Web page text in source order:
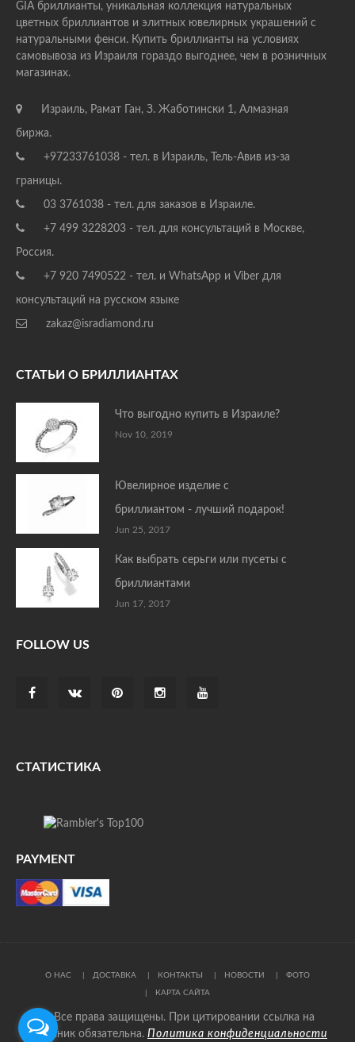
GIA бриллианты, уникальная коллекция натуральных
цветных бриллиантов и элитных ювелирных украшений с
натуральными фенси. Купить бриллианты на условиях
самовывоза из Израиля гораздо выгоднее, чем в розничных
магазинах.
Израиль, Рамат Ган, З. Жаботински 1, Алмазная
биржа.
+97233761038 - тел. в Израиль, Тель-Авив из-за
границы.
03 3761038 - тел. для заказов в Израиле.
+7 499 3228203 - тел. для консультаций в Москве,
Россия.
+7 920 7490522 - тел. и WhatsApp и Viber для
консультаций на русском языке
zakaz@isradiamond.ru
СТАТЬИ О БРИЛЛИАНТАХ
Что выгодно купить в Израиле?
Nov 10, 2019
Ювелирное изделие с
бриллиантом - лучший подарок!
Jun 25, 2017
Как выбрать серьги или пусеты с
бриллиантами
Jun 17, 2017
FOLLOW US
СТАТИСТИКА
PAYMENT
О НАС ДОСТАВКА КОНТАКТЫ НОВОСТИ ФОТО
КАРТА САЙТА
© Все права защищены. При цитировании ссылка на
источник обязательна. Политика конфиденциальности